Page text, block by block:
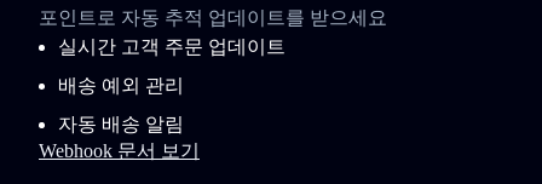
포인트로 자동 추적 업데이트를 받으세요
실시간 고객 주문 업데이트
배송 예외 관리
자동 배송 알림
Webhook 문서 보기